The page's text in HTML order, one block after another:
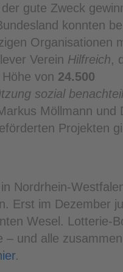
gute Zweck
konnten
Organisationen
Verein Hilfreich,
von 24.500
sozial
Möllmann und
Projekten
Nordrhein-
Erst im Dezember
Wesel. Lotterie-
– und alle
.